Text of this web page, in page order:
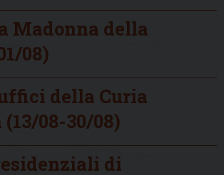
Madonna della
08)
della Curia
08-30/08)
di